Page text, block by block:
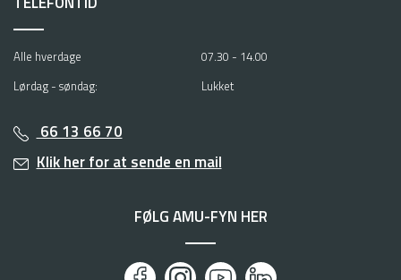
Alle hverdage
07.30 - 14.00
Lørdag - søndag:
Lukket
66 13 66 70
Klik her for at sende en mail
FØLG AMU-FYN HER